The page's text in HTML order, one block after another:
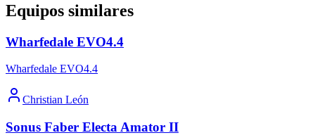
Equipos similares
Wharfedale EVO4.4
Wharfedale EVO4.4
Christian León
Sonus Faber Electa Amator II